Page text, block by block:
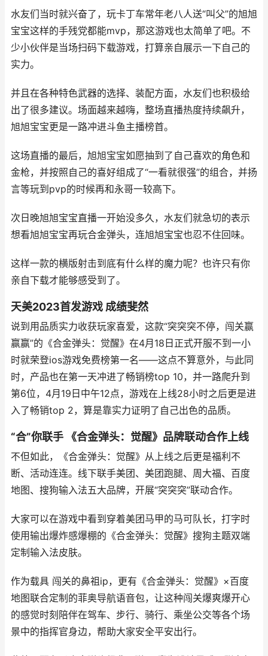
水友们当时就兴奋了，玩卡丁车常年老八人送“叫父”的旭旭
宝宝这样的手残党都能mvp，那这游戏也太简单了吧。不
少小伙伴是当场扫码下载游戏，打算亲自展示一下自己的
实力。
并且在各种特色武器的选择、装配方面，水友们也积极给
出了很多建议。场面越来越嗨，整场直播热度持续飙升，
旭旭宝宝更是一路冲进斗鱼主播榜首。
这场直播的最后，旭旭宝宝如愿抽到了自己喜欢的角色和
金枪，并按照自己的喜好组成了“一看就很强”的组合，并扬
言等玩到pvp的时候再和永哥一较高下。
次日晚旭旭宝宝直播一开始没多久，水友们就急切的表示
想看旭旭宝宝再玩合金弹头，连旭旭宝宝也忍不住回味。
这样一款的横版射击到底有什么样的魔力呢？也许只有你
亲自下载才能够感受到了。
天美2023首发游戏 成绩斐然
说到用品质实力收获玩家喜爱，这款“突突突不停，闯关赢
赢赢”的《合金弹头：觉醒》在4月18日正式开服不到一小
时就荣登ios游戏免费榜第一名——这点不算意外，与此同
时，产品也在第一天冲进了畅销榜top 10，并一路爬升到
第6位，4月19日中午12点，游戏在上线28小时之后更是进
入了畅销top 2，算是靠实力证明了自己出色的品质。
“合”你联手 《合金弹头：觉醒》品牌联动合作上线
不但如此，《合金弹头：觉醒》从上线之后更是福利不
断、活动连连。线下联手美团、美团跑腿、周大福、百度
地图、搜狗输入法五大品牌，开展“突突突”联动合作。
大家可以在游戏中看到穿着美团马甲的马可队长，打字时
使用输出爆炸感爆棚的《合金弹头：觉醒》搜狗主题双端
定制输入法皮肤。
作为载具 闯关的鼻祖ip，更有《合金弹头：觉醒》×百度
地图联合定制的菲奥导航语音包，让这种闯关爆爽爆开心
的感觉时刻陪伴在驾车、步行、骑行、乘坐公交等各个场
景中的指挥官身边，帮助大家安全平安出行。